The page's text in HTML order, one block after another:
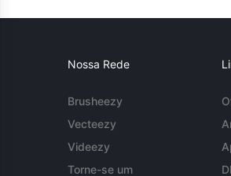
Nossa Rede
Brusheezy
Vecteezy
Videezy
Torne-se um